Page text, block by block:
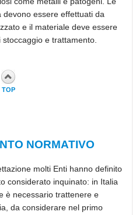
essere effettuati da
e il materiale deve essere
e trattamento.
TOP
NORMATIVO
molti Enti hanno definito
considerato inquinato: in Italia
è necessario trattenere e
da considerare nel primo